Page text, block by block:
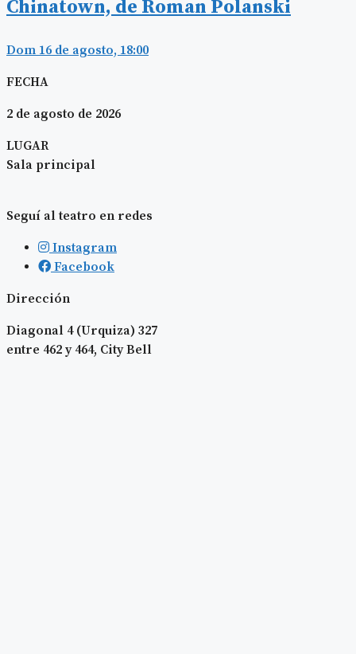
Chinatown, de Roman Polanski
Dom 16 de agosto, 18:00
FECHA
2 de agosto de 2026
LUGAR
Sala principal
Seguí al teatro en redes
Instagram
Facebook
Dirección
Diagonal 4 (Urquiza) 327
entre 462 y 464, City Bell